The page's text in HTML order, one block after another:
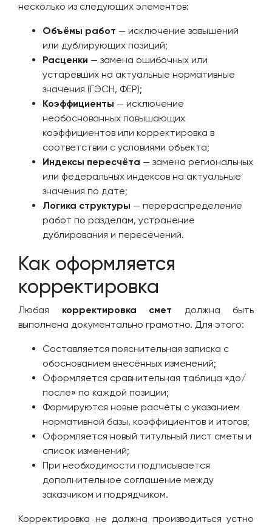
несколько из следующих элементов:
Объёмы работ — исключение завышений
или дублирующих позиций;
Расценки — замена ошибочных или
устаревших на актуальные нормативные
значения (ГЭСН, ФЕР);
Коэффициенты — исключение
необоснованных повышающих
коэффициентов или корректировка в
соответствии с условиями объекта;
Индексы пересчёта — замена региональных
или федеральных индексов на актуальные
значения по дате;
Логика структуры — перераспределение
работ по разделам, устранение
дублирования и пересечений.
Как оформляется
корректировка
Любая корректировка смет должна быть
выполнена документально грамотно. Для этого:
Составляется пояснительная записка с
обоснованием внесённых изменений;
Оформляется сравнительная таблица «до/
после» по каждой позиции;
Формируются новые расчёты с указанием
нормативной базы, коэффициентов и итогов;
Оформляется новый титульный лист сметы и
список изменений;
При необходимости подписывается
дополнительное соглашение между
заказчиком и подрядчиком.
Корректировка не должна производиться устно